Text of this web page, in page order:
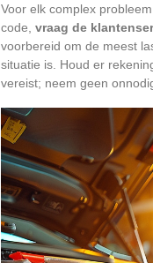
Voor elk complex
code, vraag de
voorbereid om de meest
situatie is. Houd er
vereist; neem geen